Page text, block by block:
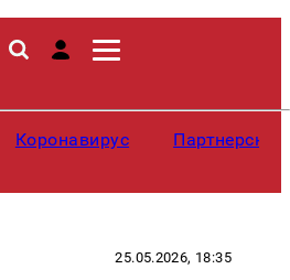
Коронавирус
25.05.2026, 18:35